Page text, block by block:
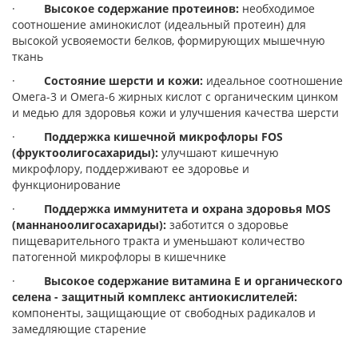
· Высокое содержание протеинов: необходимое
соотношение аминокислот (идеальный протеин) для
высокой усвояемости белков, формирующих мышечную
ткань
· Состояние шерсти и кожи: идеальное соотношение
Омега-3 и Омега-6 жирных кислот с органическим цинком
и медью для здоровья кожи и улучшения качества шерсти
· Поддержка кишечной микрофлоры FOS
(фруктоолигосахариды): улучшают кишечную
микрофлору, поддерживают ее здоровье и
функционирование
· Поддержка иммунитета и охрана здоровья MOS
(маннаноолигосахариды): заботится о здоровье
пищеварительного тракта и уменьшают количество
патогенной микрофлоры в кишечнике
· Высокое содержание витамина Е и органического
селена - защитный комплекс антиокислителей:
компоненты, защищающие от свободных радикалов и
замедляющие старение